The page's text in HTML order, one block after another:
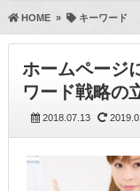
HOME» キーワード
ホームページ
ワード戦略の
2018.07.13